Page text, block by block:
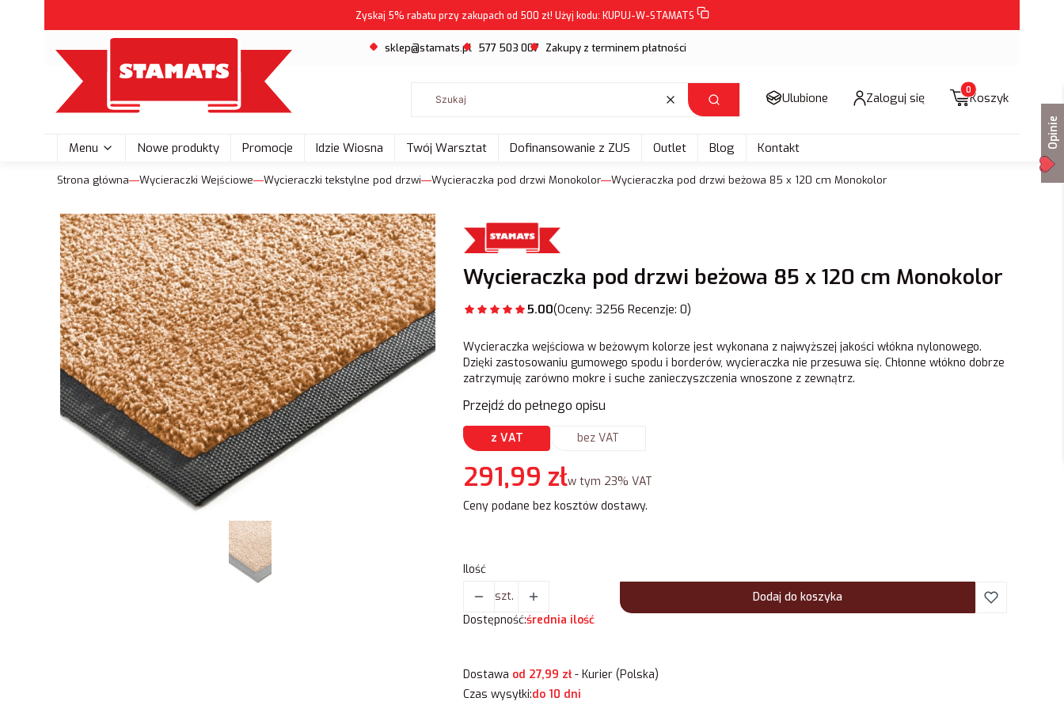
Zyskaj 5% rabatu przy zakupach od 500 zł! Użyj kodu: KUPUJ-W-STAMATS
sklep@stamats.pl 577 503 007 Zakupy z terminem płatności
Wyczyść Szukaj
Ulubione Zaloguj się Produkty w koszyku:
Koszyk
Menu Nowe produkty Promocje Idzie Wiosna Twój Warsztat Dofinansowanie z ZUS Outlet Blog Kontakt
Strona główna Wycieraczki Wejściowe Wycieraczki tekstylne pod drzwi Wycieraczka pod drzwi Monokolor Wycieraczka pod drzwi beżowa 85 x 120 cm Monokolor
Wycieraczka pod drzwi beżowa 85 x 120 cm Monokolor
5.00(Oceny: 3256 Recenzje: 0)
Wycieraczka wejściowa w beżowym kolorze jest wykonana z najwyższej jakości włókna nylonowego.
Dzięki zastosowaniu gumowego spodu i borderów, wycieraczka nie przesuwa się. Chłonne włókno dobrze
zatrzymuję zarówno mokre i suche zanieczyszczenia wnoszone z zewnątrz.
Przejdź do pełnego opisu
z VAT bez VAT
Cena
291,99 złw tym 23% VAT
w tym 23% VAT
Ceny podane bez kosztów dostawy.
Ilość
szt.
Dostępność:średnia ilość
Dodaj do koszyka
Dostawa od 27,99 zł- Kurier (Polska)
Czas wysyłki:do 10 dni
Opinie